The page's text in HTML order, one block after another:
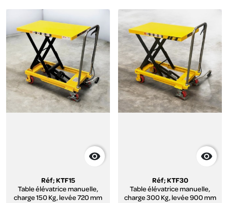

Réf; KTF15
Table élévatrice manuelle,
charge 150 Kg, levée 720 mm

Réf; KTF30
Table élévatrice manuelle,
charge 300 Kg, levée 900 mm